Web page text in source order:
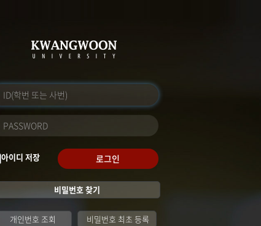
아이디 저장 로그인
비밀번호 찾기
개인번호 조회 비밀번호 최초 등록